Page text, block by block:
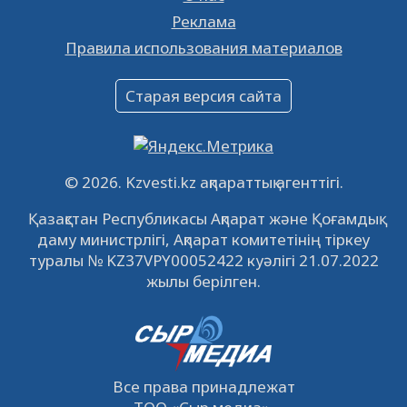
16.12.2022 61060
Объявление
09.12.2022
Свободные рабочие места
встречу с инвесторами в Кызылорде 22
ноября
21.11.2022 14951 0
© 2026. Kzvesti.kz ақпараттық агенттігі.
Қазақстан Республикасы Ақпарат және Қоғамдық
даму министрлігі, Ақпарат комитетінің тіркеу
туралы № KZ37VPY00052422 куәлігі 21.07.2022
жылы берілген.
Все права принадлежат
Реклама
Правила использования материалов
Старая версия сайта